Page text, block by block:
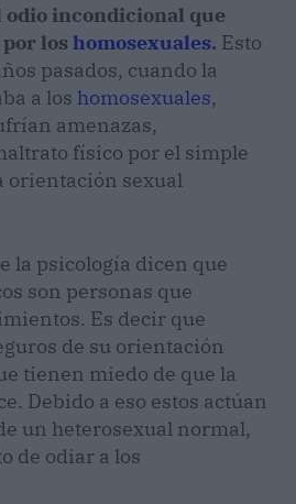
odio incondicional que
los homosexuales. Esto
pasados, cuando la
a los homosexuales,
amenazas,
físico por el simple
orientación sexual
la psicología dicen que
son personas que
Es decir que
de su orientación
tienen miedo de que la
Debido a eso estos actúan
un heterosexual normal,
de odiar a los